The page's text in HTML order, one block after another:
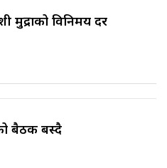
मुद्राको विनिमय दर
बैठक बस्दै